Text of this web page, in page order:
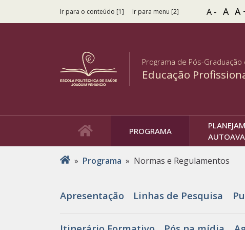
Ir para o conteúdo [1] Ir para menu [2] A - A A
Programa de Pós-Graduação
Educação
PROGRAMA
Você está aqui
» Programa » Normas e Regulamentos
Apresentação Linhas de Pesquisa